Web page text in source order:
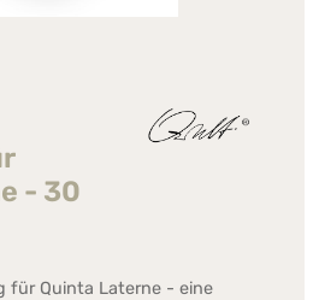
- 30
für Quinta Laterne - eine